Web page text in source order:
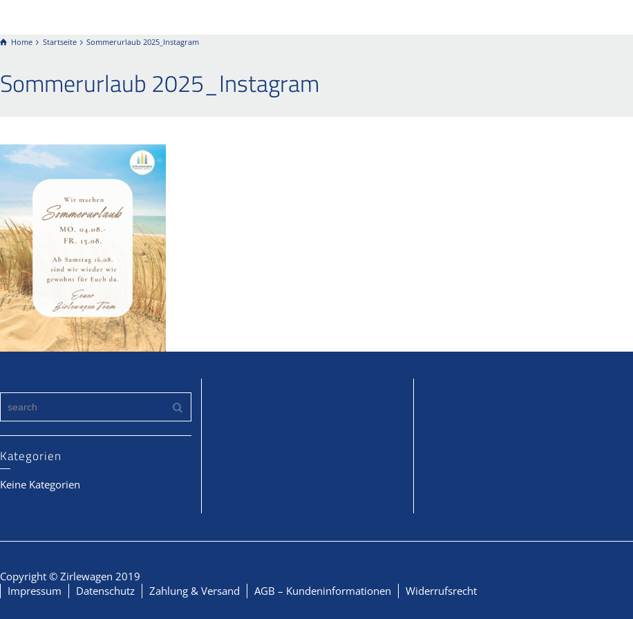
Home Startseite Sommerurlaub 2025_Instagram
Sommerurlaub 2025_Instagram
Kategorien
Keine Kategorien
Copyright © Zirlewagen 2019
Impressum
Datenschutz Zahlung & Versand AGB – Kundeninformationen Widerrufsrecht